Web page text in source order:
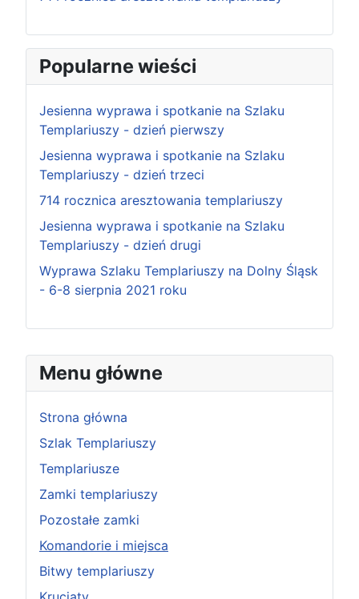
Menu główne
Strona główna
Szlak Templariuszy
Templariusze
Zamki templariuszy
Pozostałe zamki
Komandorie i miejsca
Bitwy templariuszy
Popularne wieści
Jesienna wyprawa i spotkanie na Szlaku
Templariuszy - dzień pierwszy
Jesienna wyprawa i spotkanie na Szlaku
Templariuszy - dzień trzeci
714 rocznica aresztowania templariuszy
Jesienna wyprawa i spotkanie na Szlaku
Templariuszy - dzień drugi
Wyprawa Szlaku Templariuszy na Dolny Śląsk
- 6-8 sierpnia 2021 roku